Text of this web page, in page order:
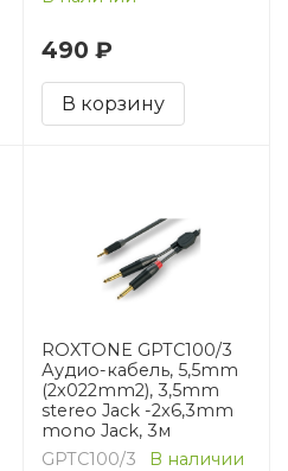
490 ₽
В корзину
ROXTONE GPTC100/3
Аудио-кабель, 5,5mm
(2x022mm2), 3,5mm
stereo Jack -2x6,3mm
mono Jack, 3м
GPTC100/3
В наличии